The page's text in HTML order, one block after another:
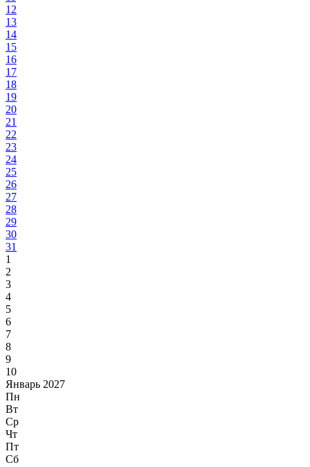
12
13
14
15
16
17
18
19
20
21
22
23
24
25
26
27
28
29
30
31
1
2
3
4
5
6
7
8
9
10
Январь 2027
Пн
Вт
Ср
Чт
Пт
Сб